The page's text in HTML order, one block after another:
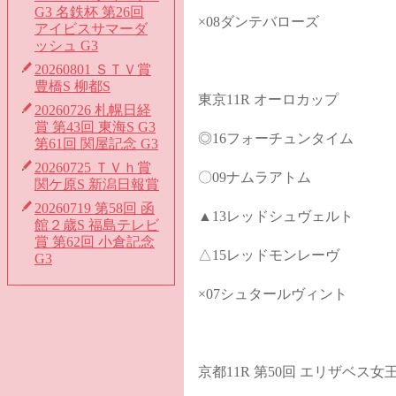
G3 名鉄杯 第26回
アイビスサマーダ
ッシュ G3
20260801 ＳＴＶ賞
豊橋S 柳都S
20260726 札幌日経
賞 第43回 東海S G3
第61回 関屋記念 G3
20260725 ＴＶｈ賞
関ケ原S 新潟日報賞
20260719 第58回 函
館２歳S 福島テレビ
賞 第62回 小倉記念
G3
×08ダンテバローズ
東京11R オーロカップ
◎16フォーチュンタイム
〇09ナムラアトム
▲13レッドシュヴェルト
△15レッドモンレーヴ
×07シュタールヴィント
京都11R 第50回 エリザベス女